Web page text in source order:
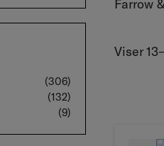
Farrow
Viser
(306)
(132)
(9)